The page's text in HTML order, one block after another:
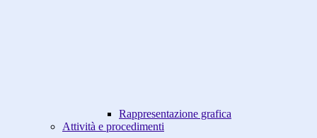
Rappresentazione grafica
Attività e procedimenti